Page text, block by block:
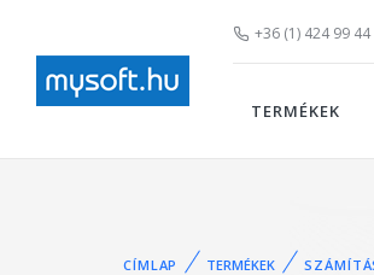
+36 (1) 424 99 44
TERMÉKEK
CÍMLAP TERMÉKEK